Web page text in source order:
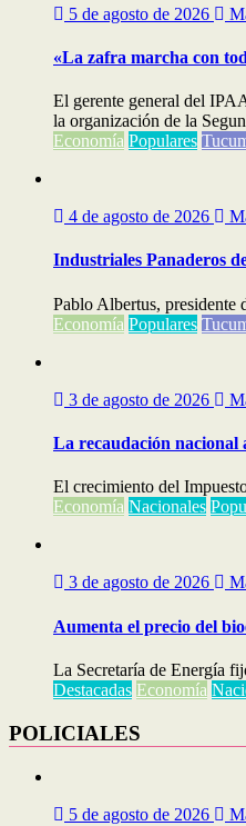
5 de agosto de 2026
«La zafra marcha con
El gerente general del
la organización de la
Economía Populares
4 de agosto de 2026
Industriales Panaderos
Pablo Albertus, presidente
Economía Populares
3 de agosto de 2026
La recaudación nacional
El crecimiento del
Economía Nacionales
3 de agosto de 2026
Aumenta el precio del
La Secretaría de Energía
Destacadas Economía
POLICIALES
5 de agosto de 2026